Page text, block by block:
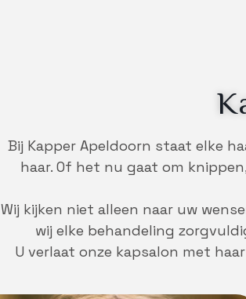
Bij Kapper Apeldoorn staat elke
haar. Of het nu gaat om
Wij kijken niet alleen naar uw
wij elke behandeling
U verlaat onze kapsalon met